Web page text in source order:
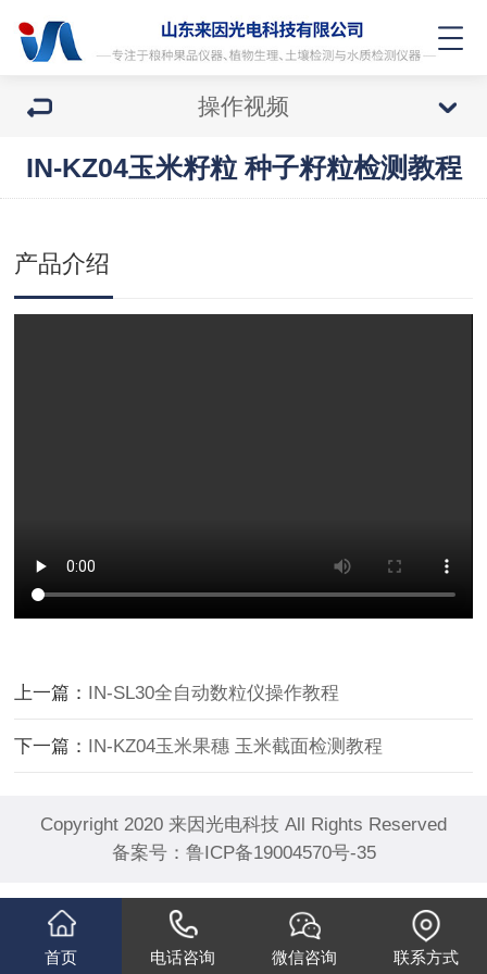
操作视频
IN-KZ04玉米籽粒 种子籽粒检测教程
产品介绍
上一篇： IN-SL30全自动数粒仪操作教程
下一篇： IN-KZ04玉米果穗 玉米截面检测教程
Copyright 2020 来因光电科技 All Rights Reserved
备案号： 鲁ICP备19004570号-35
首页 电话咨询 微信咨询 联系方式